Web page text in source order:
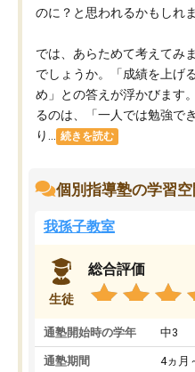
のに？と思われるかもしれま
では、あらためて考えてみ
でしょうか。「成績を上げ
め」との答えが浮かびます
るのは、「一人では勉強で
り...
続きを読む
個別指導塾の学習
我孫子教室
生徒
総合評価
通塾開始時の学年 中3
通塾期間 4ヵ月